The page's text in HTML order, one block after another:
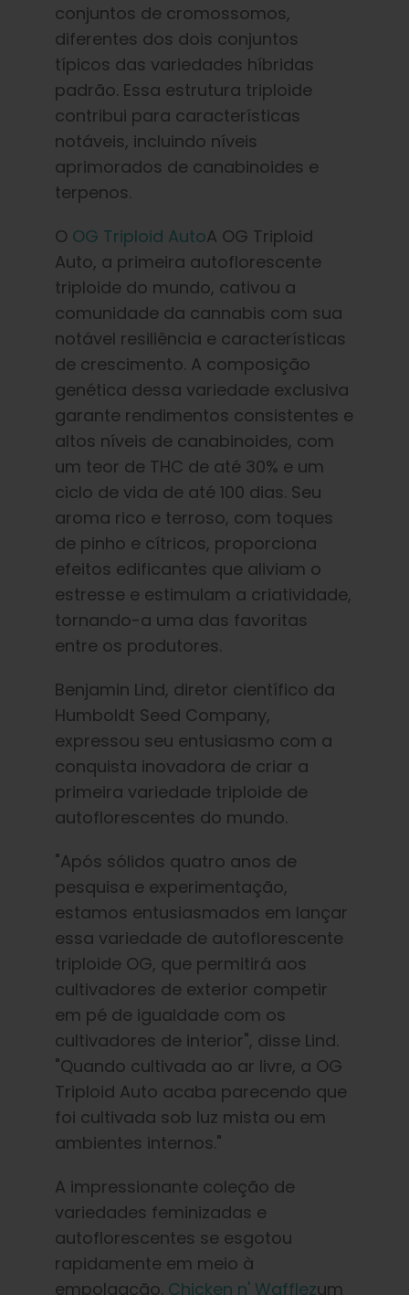
conjuntos de cromossomos,
diferentes dos dois conjuntos
típicos das variedades híbridas
padrão. Essa estrutura triploide
contribui para características
notáveis, incluindo níveis
aprimorados de canabinoides e
terpenos.
O OG Triploid AutoA OG Triploid
Auto, a primeira autoflorescente
triploide do mundo, cativou a
comunidade da cannabis com sua
notável resiliência e características
de crescimento. A composição
genética dessa variedade exclusiva
garante rendimentos consistentes e
altos níveis de canabinoides, com
um teor de THC de até 30% e um
ciclo de vida de até 100 dias. Seu
aroma rico e terroso, com toques
de pinho e cítricos, proporciona
efeitos edificantes que aliviam o
estresse e estimulam a criatividade,
tornando-a uma das favoritas
entre os produtores.
Benjamin Lind, diretor científico da
Humboldt Seed Company,
expressou seu entusiasmo com a
conquista inovadora de criar a
primeira variedade triploide de
autoflorescentes do mundo.
"Após sólidos quatro anos de
pesquisa e experimentação,
estamos entusiasmados em lançar
essa variedade de autoflorescente
triploide OG, que permitirá aos
cultivadores de exterior competir
em pé de igualdade com os
cultivadores de interior", disse Lind.
"Quando cultivada ao ar livre, a OG
Triploid Auto acaba parecendo que
foi cultivada sob luz mista ou em
ambientes internos."
A impressionante coleção de
variedades feminizadas e
autoflorescentes se esgotou
rapidamente em meio à
empolgação. Chicken n' Wafflezum